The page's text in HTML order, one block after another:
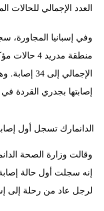
العدد الإجمالي للحالات
وفي إسبانيا
منطقة مدريد
إصابتها بجدري القردة
الدانمارك تسجل أول
وقالت وزارة الصحة
إنه سجلت أول حالة
لرجل عاد من رحلة إلى